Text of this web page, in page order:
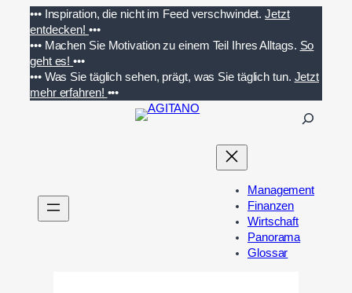
Inhalt
springen
••• Inspiration, die nicht im Feed verschwindet. Jetzt
entdecken! •••
••• Machen Sie Motivation zu einem Teil Ihres Alltags. So
geht es!•••
••• Was Sie täglich sehen, prägt, was Sie täglich tun. Jetzt
mehr erfahren! •••
n
Management
Finanzen
Wirtschaft
Panorama
Glossar